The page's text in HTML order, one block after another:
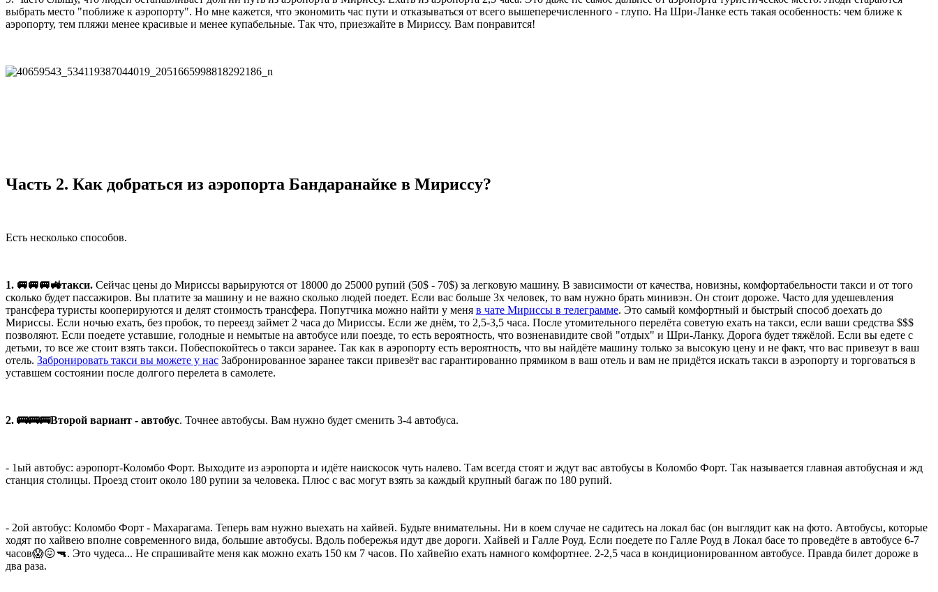
выбрать место "поближе к аэропорту". Но мне кажется, что экономить час пути и отказываться от всего вышеперечисленного - глупо. На Шри-Ланке есть такая особенность: чем ближе к
аэропорту, тем пляжи менее красивые и менее купабельные. Так что, приезжайте в Мириссу. Вам понравится!
Часть 2. Как добраться из аэропорта Бандаранайке в Мириссу?
Есть несколько способов.
1. 🚐🚐🚐🚜такси. Сейчас цены до Мириссы варьируются от 18000 до 25000 рупий (50$ - 70$) за легковую машину. В зависимости от качества, новизны, комфортабельности такси и от того
сколько будет пассажиров. Вы платите за машину и не важно сколько людей поедет. Если вас больше 3х человек, то вам нужно брать минивэн. Он стоит дороже. Часто для удешевления
трансфера туристы кооперируются и делят стоимость трансфера. Попутчика можно найти у меня в чате Мириссы в телеграмме. Это самый комфортный и быстрый способ доехать до
Мириссы. Если ночью ехать, без пробок, то переезд займет 2 часа до Мириссы. Если же днём, то 2,5-3,5 часа. После утомительного перелёта советую ехать на такси, если ваши средства $$$
позволяют. Если поедете уставшие, голодные и немытые на автобусе или поезде, то есть вероятность, что возненавидите свой "отдых" и Шри-Ланку. Дорога будет тяжёлой. Если вы едете с
детьми, то все же стоит взять такси. Побеспокойтесь о такси заранее. Так как в аэропорту есть вероятность, что вы найдёте машину только за высокую цену и не факт, что вас привезут в ваш
отель. Забронировать такси вы можете у нас Забронированное заранее такси привезёт вас гарантированно прямиком в ваш отель и вам не придётся искать такси в аэропорту и торговаться в
уставшем состоянии после долгого перелета в самолете.
2. 🚌🚌🚌Второй вариант - автобус. Точнее автобусы. Вам нужно будет сменить 3-4 автобуса.
- 1ый автобус: аэропорт-Коломбо Форт. Выходите из аэропорта и идёте наискосок чуть налево. Там всегда стоят и ждут вас автобусы в Коломбо Форт. Так называется главная автобусная и жд
станция столицы. Проезд стоит около 180 рупии за человека. Плюс с вас могут взять за каждый крупный багаж по 180 рупий.
- 2ой автобус: Коломбо Форт - Махарагама. Теперь вам нужно выехать на хайвей. Будьте внимательны. Ни в коем случае не садитесь на локал бас (он выглядит как на фото. Автобусы, которые
ходят по хайвею вполне современного вида, большие автобусы. Вдоль побережья идут две дороги. Хайвей и Галле Роуд. Если поедете по Галле Роуд в Локал басе то проведёте в автобусе 6-7
часов😱😖🔫. Это чудеса... Не спрашивайте меня как можно ехать 150 км 7 часов. По хайвейю ехать намного комфортнее. 2-2,5 часа в кондиционированном автобусе. Правда билет дороже в
два раза.